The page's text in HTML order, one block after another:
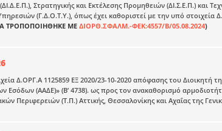
Στρατηγικής και Εκτέλεσης Προμηθειών (ΔΙ.Σ.Ε.Π.) και
(Γ.Δ.Ο.Τ.Υ.), όπως έχει καθοριστεί με την υπό στοιχεία
ΤΡΟΠΟΠΟΙΗΘΗΚΕ ΜΕ ΔΙΟΡΘ.ΣΦΑΛΜ.-ΦΕΚ:4557/Β/05.08.2024)
Δ.ΟΡΓ.Α 1125859 ΕΞ 2020/23-10-2020 απόφασης του Διοικητή
Εσόδων (ΑΑΔΕ)» (Β’ 4738). ως προς τον ανακαθορισμό
Περιφερειών (Τ.Π.) Αττικής, Θεσσαλονίκης και Αχαΐας της